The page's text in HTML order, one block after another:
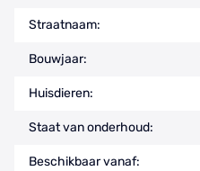
Straatnaam:
Bouwjaar:
Huisdieren:
Staat van onderhoud:
Beschikbaar vanaf: